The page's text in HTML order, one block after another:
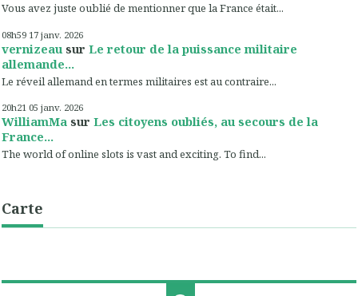
Vous avez juste oublié de mentionner que la France était...
08h59 17 janv. 2026
vernizeau sur Le retour de la puissance militaire
allemande...
Le réveil allemand en termes militaires est au contraire...
20h21 05 janv. 2026
WilliamMa sur Les citoyens oubliés, au secours de la
France...
The world of online slots is vast and exciting. To find...
Carte